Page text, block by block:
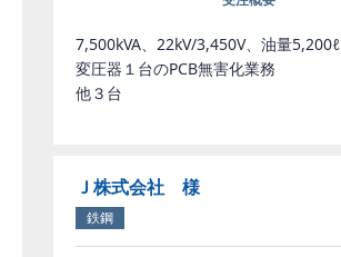
7,500kVA、22kV/3,450V、油量5,200ℓ
変圧器１台のPCB無害化業務
他３台
Ｊ株式会社 様
鉄鋼